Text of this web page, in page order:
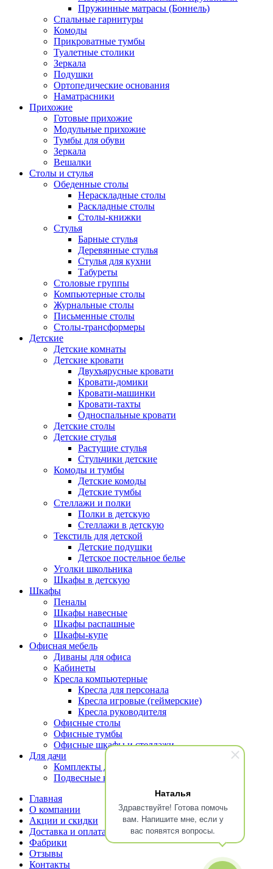
Наталья
Здравствуйте! Готова помочь
вам. Напишите мне, если у
вас появятся вопросы.
Пружинные матрасы (Боннель)
Спальные гарнитуры
Комоды
Прикроватные тумбы
Туалетные столики
Зеркала
Подушки
Ортопедические основания
Наматрасники
Прихожие
Готовые прихожие
Модульные прихожие
Тумбы для обуви
Зеркала
Вешалки
Столы и стулья
Обеденные столы
Нераскладные столы
Раскладные столы
Столы-книжки
Стулья
Барные стулья
Деревянные стулья
Стулья для кухни
Табуреты
Столовые группы
Компьютерные столы
Журнальные столы
Письменные столы
Столы-трансформеры
Детские
Детские комнаты
Детские кровати
Двухъярусные кровати
Кровати-домики
Кровати-машинки
Кровати-тахты
Односпальные кровати
Детские столы
Детские стулья
Растущие стулья
Стульчики детские
Комоды и тумбы
Детские комоды
Детские тумбы
Стеллажи и полки
Полки в детскую
Стеллажи в детскую
Текстиль для детской
Детские подушки
Детское постельное белье
Уголки школьника
Шкафы в детскую
Шкафы
Пеналы
Шкафы навесные
Шкафы распашные
Шкафы-купе
Офисная мебель
Диваны для офиса
Кабинеты
Кресла компьютерные
Кресла для персонала
Кресла игровые (геймерские)
Кресла руководителя
Офисные столы
Офисные тумбы
Офисные шкафы и стеллажи
Для дачи
Комплекты для террасы
Подвесные кресла
Главная
О компании
Акции и скидки
Доставка и оплата
Фабрики
Отзывы
Контакты